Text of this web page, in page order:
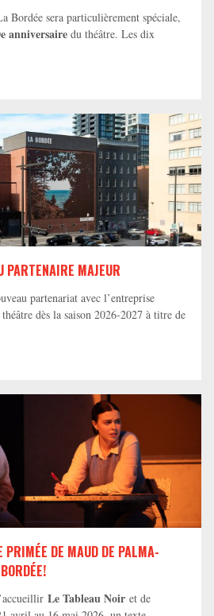
Bordée sera particulièrement spéciale,
anniversaire du théâtre. Les dix
PARTENAIRE MAJEUR
partenariat avec l’entreprise
dès la saison 2026-2027 à titre de
PRIMÉE DE MAUD DE PALMA-
Le Tableau Noir et de